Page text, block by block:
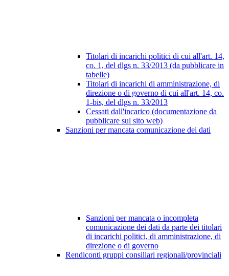
Titolari di incarichi politici di cui all'art. 14,
co. 1, del dlgs n. 33/2013 (da pubblicare in
tabelle)
Titolari di incarichi di amministrazione, di
direzione o di governo di cui all'art. 14, co.
1-bis, del dlgs n. 33/2013
Cessati dall'incarico (documentazione da
pubblicare sul sito web)
Sanzioni per mancata comunicazione dei dati
Sanzioni per mancata o incompleta
comunicazione dei dati da parte dei titolari
di incarichi politici, di amministrazione, di
direzione o di governo
Rendiconti gruppi consiliari regionali/provinciali